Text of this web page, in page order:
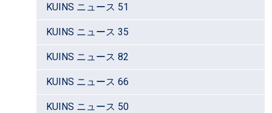
KUINS ニュース 51
KUINS ニュース 35
KUINS ニュース 82
KUINS ニュース 66
KUINS ニュース 50